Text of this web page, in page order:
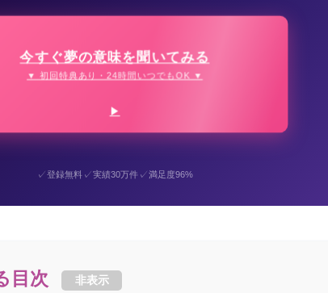
今すぐ夢の意味を聞いてみる
▼ 初回特典あり・24時間いつでもOK ▼
✓登録無料✓実績30万件✓満足度96%
目次 非表示